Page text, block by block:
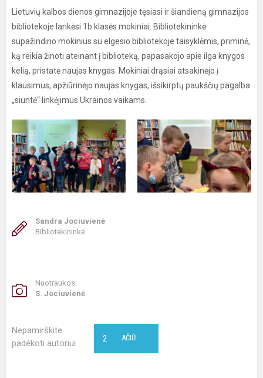
Lietuvių kalbos dienos gimnazijoje tęsiasi ir šiandieną gimnazijos
bibliotekoje lankėsi 1b klasės mokiniai. Bibliotekininkė
supažindino mokinius su elgesio bibliotekoje taisyklėmis, priminė,
ką reikia žinoti ateinant į biblioteką, papasakojo apie ilga knygos
kelią, pristatė naujas knygas. Mokiniai drąsiai atsakinėjo į
klausimus, apžiūrinėjo naujas knygas, išsikirptų paukščių pagalba
„siuntė“ linkėjimus Ukrainos vaikams.
Sandra Jociuvienė
Bibliotekininkė
Nuotraukos:
S. Jociuvienė
Nepamirškite
padėkoti autoriui
AČIŪ
2